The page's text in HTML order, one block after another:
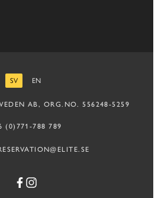
SV
EN
AB, ORG.NO. 556248-5259
(0)771-788 789